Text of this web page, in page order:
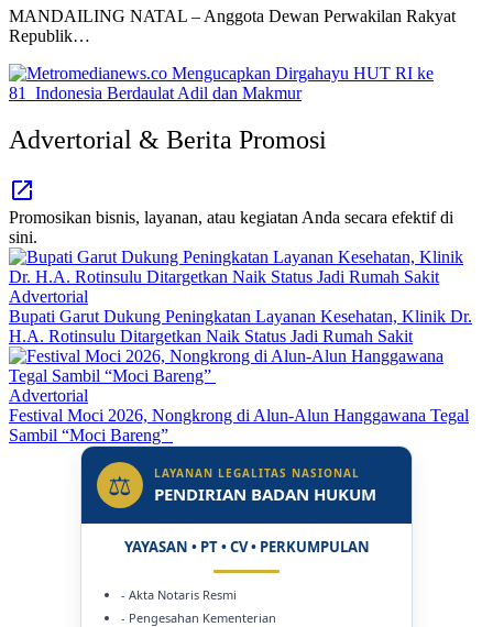
MANDAILING NATAL – Anggota Dewan Perwakilan Rakyat
Republik…
Advertorial & Berita Promosi
Promosikan bisnis, layanan, atau kegiatan Anda secara efektif di
sini.
Advertorial
Bupati Garut Dukung Peningkatan Layanan Kesehatan, Klinik Dr.
H.A. Rotinsulu Ditargetkan Naik Status Jadi Rumah Sakit
Advertorial
Festival Moci 2026, Nongkrong di Alun-Alun Hanggawana Tegal
Sambil “Moci Bareng”
⚖ LAYANAN LEGALITAS NASIONAL
PENDIRIAN BADAN HUKUM
YAYASAN • PT • CV • PERKUMPULAN
- Akta Notaris Resmi
- Pengesahan Kementerian